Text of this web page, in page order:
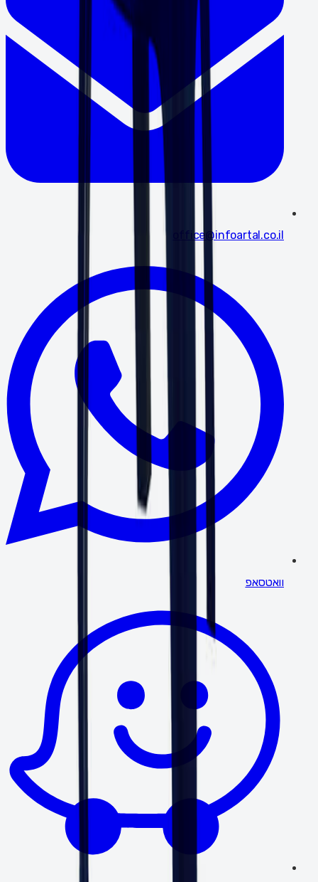
office@infoartal.co.il
וואטסאפ